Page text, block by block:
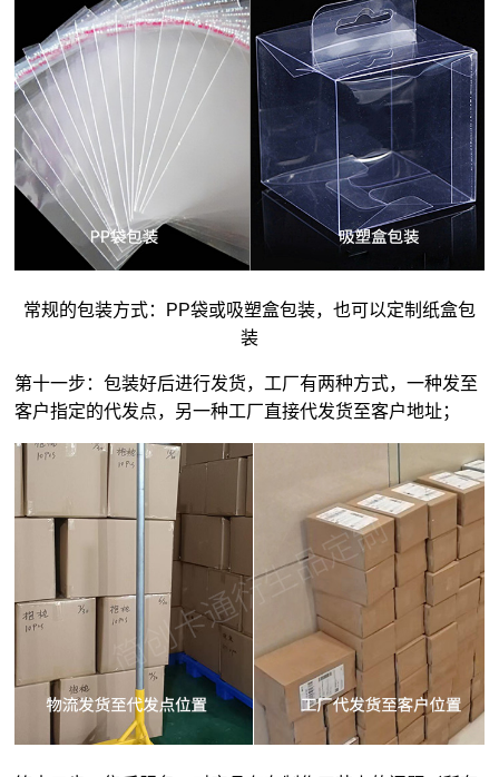
常规的包装方式：PP袋或吸塑盒包装，也可以定制纸盒包
装
第十一步：包装好后进行发货，工厂有两种方式，一种发至
客户指定的代发点，另一种工厂直接代发货至客户地址；